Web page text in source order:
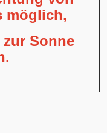
möglich,
Sonne